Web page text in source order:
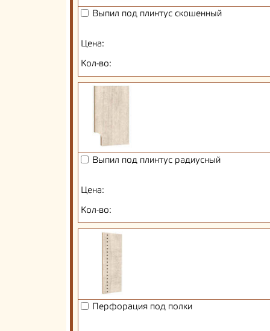
Выпил под плинтус скошенный
Цена:
Кол-во:
Выпил под плинтус радиусный
Цена:
Кол-во:
Перфорация под полки